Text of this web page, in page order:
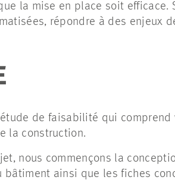
la mise en place soit efficace.
répondre à des enjeux
de faisabilité qui
la construction.
nous commençons la
ainsi que les fiches